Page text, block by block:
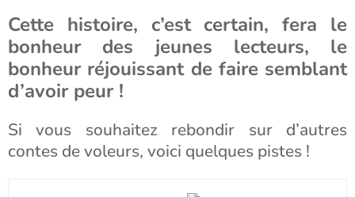
Cette histoire, c’est certain, fera le
bonheur des jeunes lecteurs, le
bonheur réjouissant de faire semblant
d’avoir peur !
Si vous souhaitez rebondir sur d’autres
contes de voleurs, voici quelques pistes !